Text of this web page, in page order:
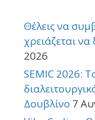
Θέλεις να
χρειάζεται να
2026
SEMIC 2026:
Δουβλίνο 7